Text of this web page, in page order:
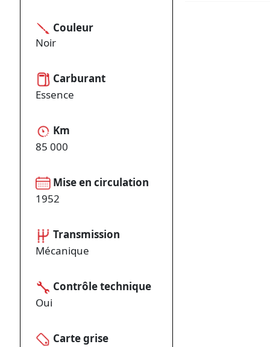
Couleur
Noir
Carburant
Essence
Km
85 000
Mise en circulation
1952
Transmission
Mécanique
Contrôle technique
Oui
Carte grise